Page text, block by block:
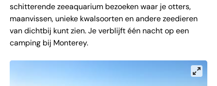
schitterende zeeaquarium bezoeken waar je otters,
maanvissen, unieke kwalsoorten en andere zeedieren
van dichtbij kunt zien. Je verblijft één nacht op een
camping bij Monterey.